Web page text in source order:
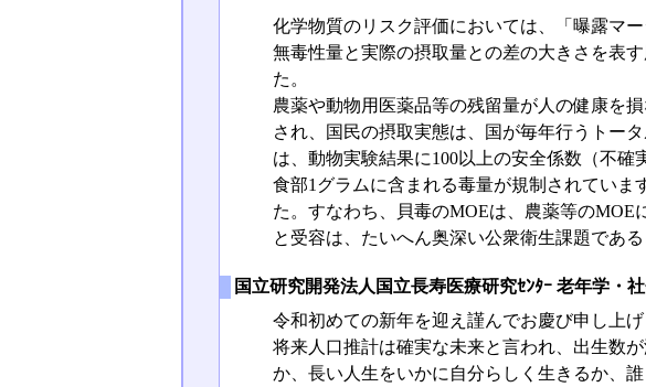
化学物質のリスク評価においては、「曝露マ
無毒性量と実際の摂取量との差の大きさを表
た。
農薬や動物用医薬品等の残留量が人の健康を
され、国民の摂取実態は、国が毎年行うトー
は、動物実験結果に100以上の安全係数（不
食部1グラムに含まれる毒量が規制されてい
た。すなわち、貝毒のMOEは、農薬等の
と受容は、たいへん奥深い公衆衛生課題である
国立研究開発法人国立長寿医療研究ｾﾝﾀｰ 老年学・
令和初めての新年を迎え謹んでお慶び申し上げ
将来人口推計は確実な未来と言われ、出生数
か、長い人生をいかに自分らしく生きるか、